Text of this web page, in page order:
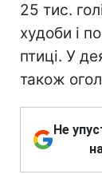
25 тис.
худоби і
птиці. У
також
Не